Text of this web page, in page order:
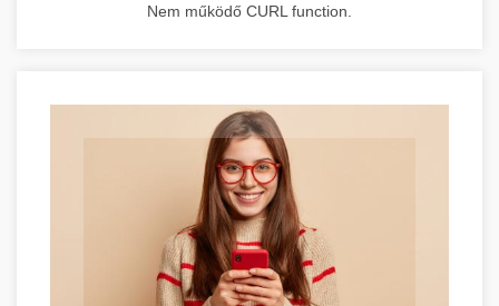
Nem működő CURL function.